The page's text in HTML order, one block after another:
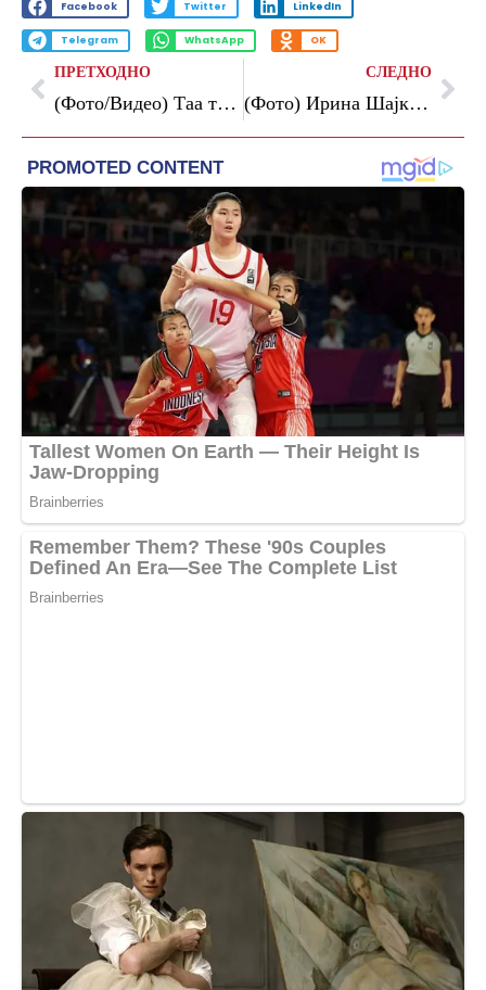
Facebook Twitter LinkedIn
Telegram WhatsApp OK
ПРЕТХОДНО
(Фото/Видео) Таа точно знае колку да открие: Џеј Ло во фустан од 1.300 евра
СЛЕДНО
(Фото) Ирина Шајк – неодолива и речиси гола: Не може да биде попровокативно од ова